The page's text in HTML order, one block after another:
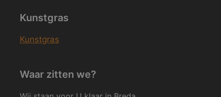
Kunstgras
Kunstgras
Waar zitten we?